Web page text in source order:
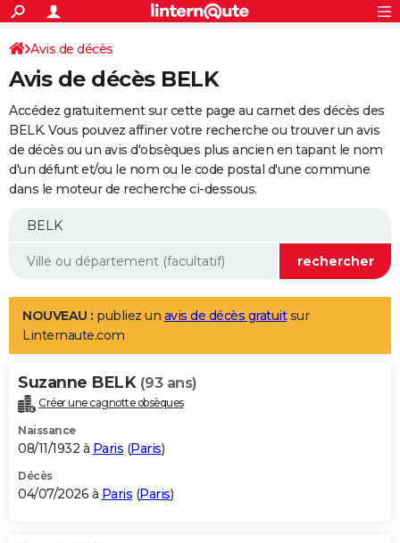
ACTUALITÉS
Politique
Société
Faits Divers
Education
Monde
Villes
+
SPORT
Coupe du monde 2026
Football
Tennis
Cyclisme
Rugby
Forum
Programme TV
TNT
Streaming
Cinéma
Sorties cinéma
Musique
+
FINANCE
Retraite
Impôts
Epargne
Immobilier
Risques naturels par ville
Banque
Assurance
Crédit
AUTO
Essais
Réserver un essai
Citadines
Berlines
SUV
Forum auto
+
Mobiles
Meilleur smartphone
Internet
Ordinateurs
Jeux vidéo
Guide high-tech
Aménagement intérieur
LIFESTYLE
Art de vivre
Bien-être
Loisirs
Mode
Modes de vie
Alimentation
Guide de la santé
Maladies
Médicaments
Sommeil
VOYAGE
Destinations
City break
Voyage nature
Voyage de noces
Forum
Climat
+PHOTO
GUIDES D'ACHAT
BONS PLANS
Avis de décès
Avis de décès BELK
Accédez gratuitement sur cette page au carnet des décès des
BELK. Vous pouvez affiner votre recherche ou trouver un avis
de décès ou un avis d'obsèques plus ancien en tapant le nom
d'un défunt et/ou le nom ou le code postal d'une commune
dans le moteur de recherche ci-dessous.
NOUVEAU : publiez un avis de décès gratuitsur
Linternaute.com
Suzanne BELK (93 ans)
Créer une cagnotte obsèques
Naissance
08/11/1932 à Paris (Paris)
Décès
04/07/2026 à Paris (Paris)